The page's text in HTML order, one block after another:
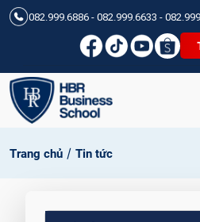
082.999.6886 - 082.999.6633 -
Trang chủ / Tin tức